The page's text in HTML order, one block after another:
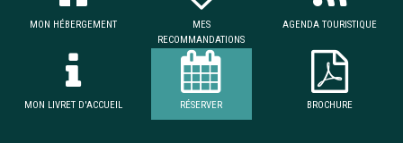
MON HÉBERGEMENT
MES
RECOMMANDATIONS
AGENDA TOURISTIQUE
MON LIVRET D'ACCUEIL RÉSERVER BROCHURE